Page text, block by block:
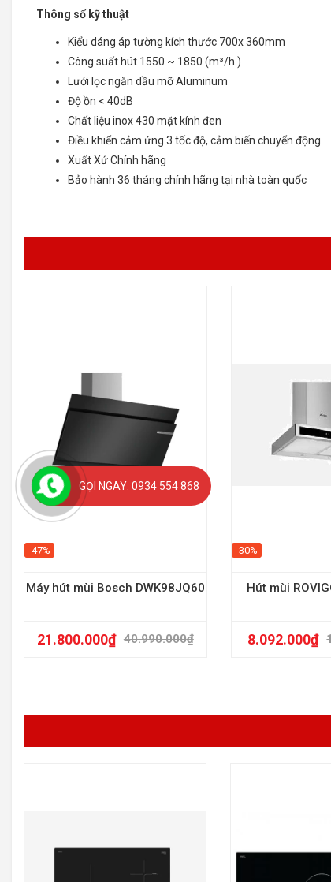
Thông số kỹ thuật
Kiểu dáng áp tường kích thước 700x 360mm
Công suất hút 1550 ~ 1850 (m³/h )
Lưới lọc ngăn dầu mỡ Aluminum
Độ ồn < 40dB
Chất liệu inox 430 mặt kính đen
Điều khiển cảm ứng 3 tốc độ, cảm biến chuyển động
Xuất Xứ Chính hãng
Bảo hành 36 tháng chính hãng tại nhà toàn quốc
-47%
Máy hút mùi Bosch DWK98JQ60
40.990.000₫
21.800.000₫
-30%
Hút mùi
8.092.000₫
GỌI NGAY: 0934 554 868